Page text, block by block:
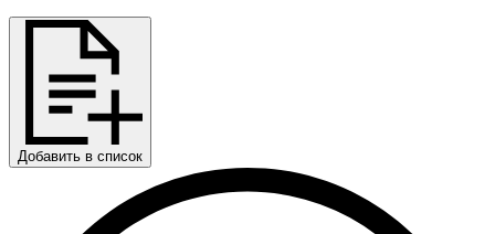
Добавить в список